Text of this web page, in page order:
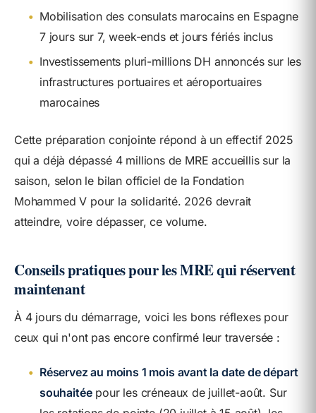
• Mobilisation des consulats marocains en Espagne
7 jours sur 7, week-ends et jours fériés inclus
• Investissements pluri-millions DH annoncés sur les
infrastructures portuaires et aéroportuaires
marocaines
Cette préparation conjointe répond à un effectif 2025
qui a déjà dépassé 4 millions de MRE accueillis sur la
saison, selon le bilan officiel de la Fondation
Mohammed V pour la solidarité. 2026 devrait
atteindre, voire dépasser, ce volume.
Conseils pratiques pour les MRE qui réservent
maintenant
À 4 jours du démarrage, voici les bons réflexes pour
ceux qui n'ont pas encore confirmé leur traversée :
• Réservez au moins 1 mois avant la date de départ
souhaitéepour les créneaux de juillet-août. Sur